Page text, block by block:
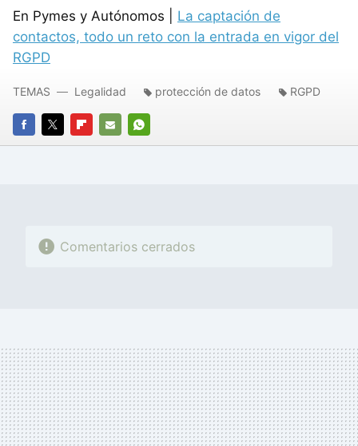
En Pymes y Autónomos | La captación de
contactos, todo un reto con la entrada en vigor del
RGPD
FACEBOOK
TWITTERFLIPBOARD
E-
WHATSAPP
TEMAS Legalidad protección de datos RGPD
Comentarios cerrados